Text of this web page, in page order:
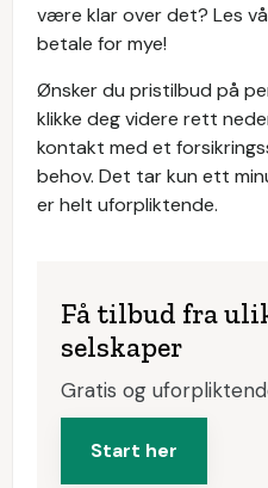
være klar over det? Les
betale for mye!
Ønsker du pristilbud på
klikke deg videre rett
kontakt med et
behov. Det tar kun ett
er helt uforpliktende.
Få tilbud fra
selskaper
Gratis og
Start her